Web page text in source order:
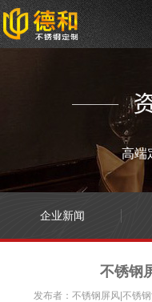
高端
企业新闻
不锈钢
发布者：不锈钢屏风|不锈